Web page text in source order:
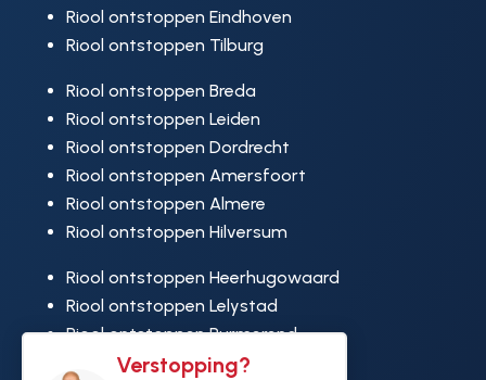
Verstopping?
Riool ontstoppen Eindhoven
Riool ontstoppen Tilburg
Riool ontstoppen Breda
Riool ontstoppen Leiden
Riool ontstoppen Dordrecht
Riool ontstoppen Amersfoort
Riool ontstoppen Almere
Riool ontstoppen Hilversum
Riool ontstoppen Heerhugowaard
Riool ontstoppen Lelystad
Riool ontstoppen Purmerend
Riool ontstoppen Ridderkerk